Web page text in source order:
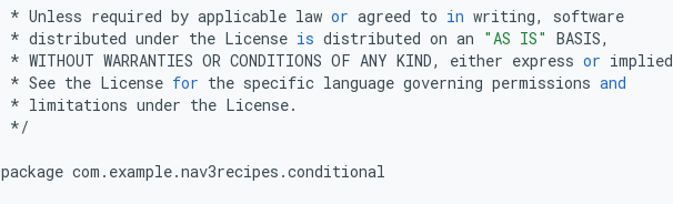
* Unless required by applicable law or agreed to in writing,
software
* distributed under the License is distributed on an "AS IS" BASIS,
* WITHOUT WARRANTIES OR CONDITIONS OF ANY KIND, either express or implied
* See the License for the specific language governing permissions and
* limitations under the License.
*/
package com . example.nav3recipes .conditional